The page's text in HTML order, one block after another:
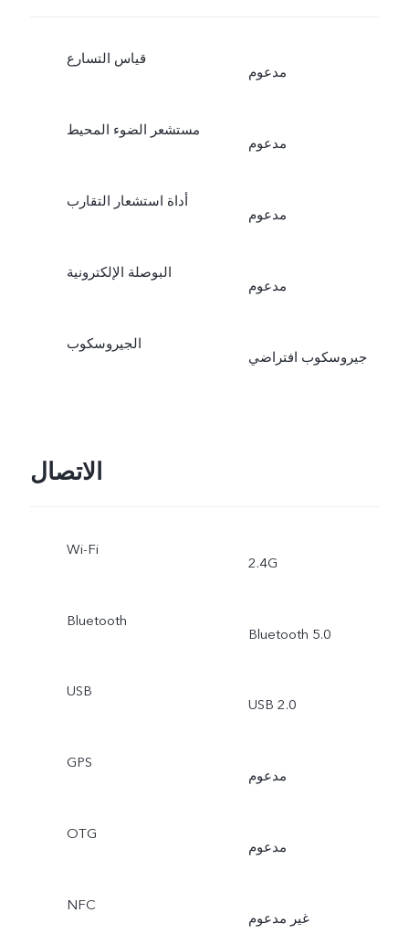
قياس التسارع
مدعوم
مستشعر الضوء المحيط
مدعوم
أداة استشعار التقارب
مدعوم
البوصلة الإلكترونية
مدعوم
الجيروسكوب
جيروسكوب افتراضي
الاتصال
Wi-Fi
2.4G
Bluetooth
Bluetooth 5.0
USB
USB 2.0
GPS
مدعوم
OTG
مدعوم
NFC
غير مدعوم